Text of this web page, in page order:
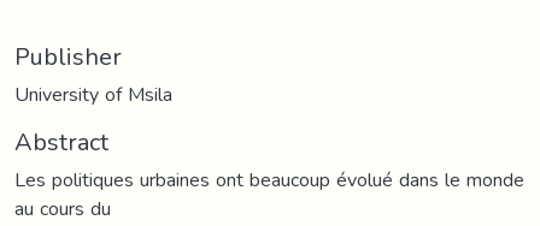
Publisher
University of Msila
Abstract
Les politiques urbaines ont beaucoup évolué dans le monde
au cours du